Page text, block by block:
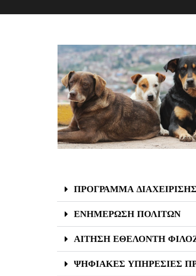
ΠΡΟΓΡΑΜΜΑ
ΕΝΗΜΕΡΩΣΗ ΠΟΛΙΤΩΝ
ΑΙΤΗΣΗ ΕΘΕΛΟΝΤΗ
ΨΗΦΙΑΚΕΣ ΥΠΗΡΕΣΙΕΣ